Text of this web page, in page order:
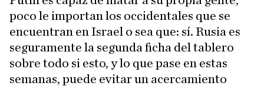
poco le importan los occidentales que se
encuentran en Israel o sea que: sí. Rusia es
seguramente la segunda ficha del tablero
sobre todo si esto, y lo que pase en estas
semanas, puede evitar un acercamiento